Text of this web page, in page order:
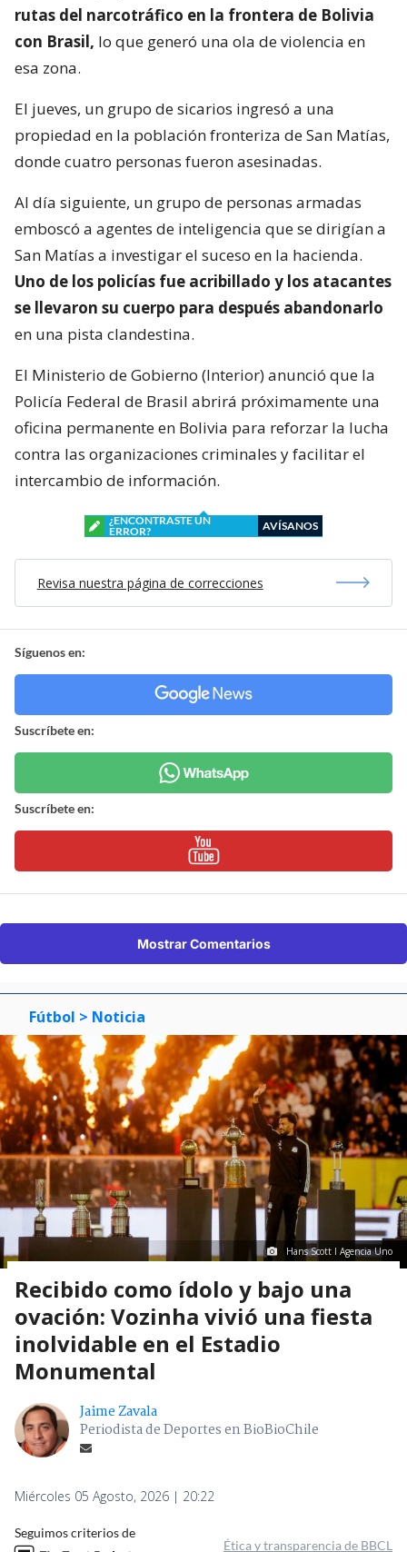
rutas del narcotráfico en la frontera de Bolivia
con Brasil, lo que generó una ola de violencia en
esa zona.
El jueves, un grupo de sicarios ingresó a una
propiedad en la población fronteriza de San Matías,
donde cuatro personas fueron asesinadas.
Al día siguiente, un grupo de personas armadas
emboscó a agentes de inteligencia que se dirigían a
San Matías a investigar el suceso en la hacienda.
Uno de los policías fue acribillado y los atacantes
se llevaron su cuerpo para después abandonarlo
en una pista clandestina.
El Ministerio de Gobierno (Interior) anunció que la
Policía Federal de Brasil abrirá próximamente una
oficina permanente en Bolivia para reforzar la lucha
contra las organizaciones criminales y facilitar el
intercambio de información.
¿ENCONTRASTE UN
ERROR?
AVÍSANOS
Revisa nuestra página de correcciones
Síguenos en:
Suscríbete en:
Suscríbete en:
Mostrar Comentarios
Fútbol > Noticia
Hans Scott I Agencia Uno
Recibido como ídolo y bajo una
ovación: Vozinha vivió una fiesta
inolvidable en el Estadio
Monumental
Jaime Zavala
Periodista de Deportes en BioBioChile
Miércoles 05 Agosto, 2026 | 20:22
Seguimos criterios de
Ética y transparencia de BBCL